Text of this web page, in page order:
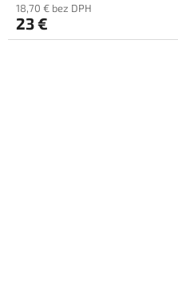
18,70 € bez DPH
23 €